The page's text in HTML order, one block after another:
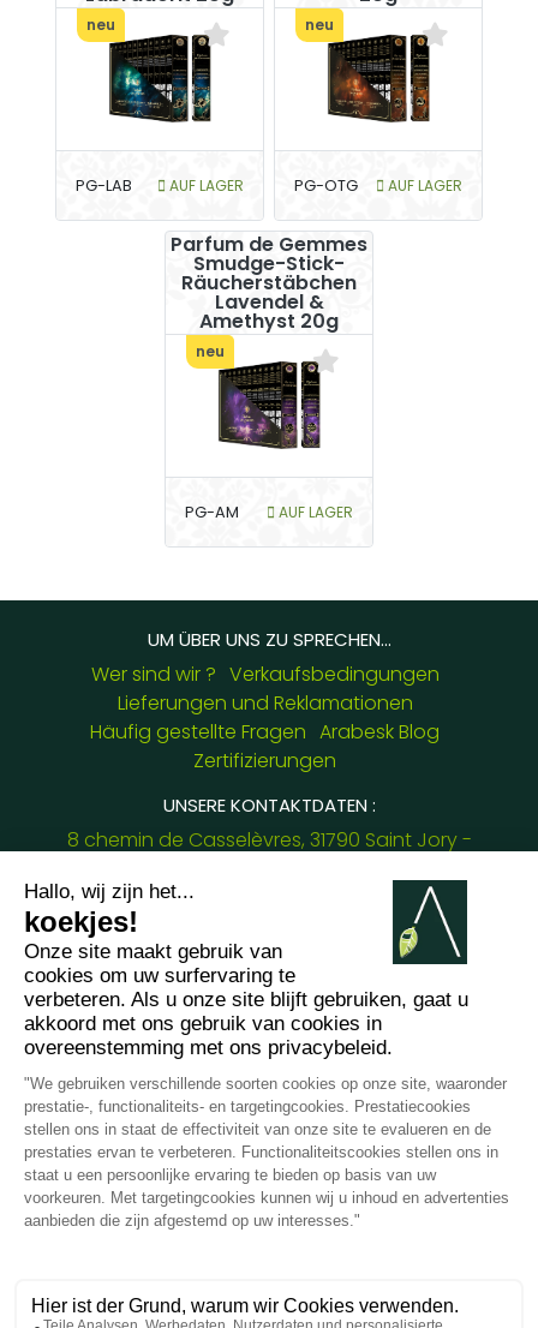
neu
PG-LAB AUF LAGER
neu
PG-OTG AUF LAGER
Parfum de Gemmes
Smudge-Stick-
Räucherstäbchen
Lavendel &
Amethyst 20g
neu
PG-AM AUF LAGER
UM ÜBER UNS ZU SPRECHEN...
Wer sind wir ? Verkaufsbedingungen
Lieferungen und Reklamationen
Häufig gestellte Fragen Arabesk Blog
Zertifizierungen
UNSERE KONTAKTDATEN :
8 chemin de Casselèvres, 31790 Saint Jory -
gregory.daure@arabesk.eu
Kontaktieren Sie uns unter :
FR GB ES IT DE PL PT
2012 - 2026 ©
Arabesk |
IMPRESSUM